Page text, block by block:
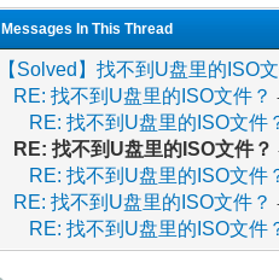
Messages In This Thread
【Solved】找不到U盘里的ISO
RE: 找不到U盘里的ISO文件？
RE: 找不到U盘里的ISO文件
RE: 找不到U盘里的ISO文件？
RE: 找不到U盘里的ISO文件
RE: 找不到U盘里的ISO文件？
RE: 找不到U盘里的ISO文件